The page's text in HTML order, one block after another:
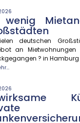
wenig
deutschen
an Mietwohnungen
? in
späten Erwerbsleben
später geringere
wenn keine zusätzli...
wirkt nicht bei allen
der FernUniversität